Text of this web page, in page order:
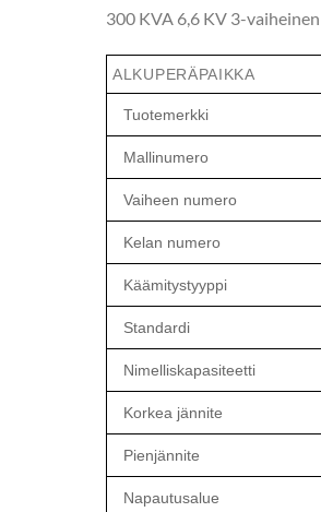
300 KVA 6,6 KV 3-
ALKUPERÄPAIKKA
Tuotemerkki
Mallinumero
Vaiheen numero
Kelan numero
Käämitystyyppi
Standardi
Nimelliskapasiteetti
Korkea jännite
Pienjännite
Napautusalue